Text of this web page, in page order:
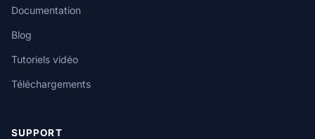
Documentation
Blog
Tutoriels vidéo
Téléchargements
SUPPORT